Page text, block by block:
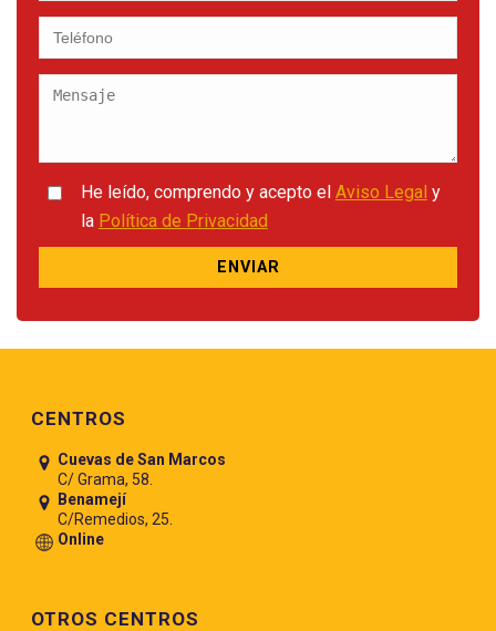
He leído, comprendo y acepto el Aviso Legal y
la Política de Privacidad
CENTROS
Cuevas de San Marcos
C/ Grama, 58.
Benamejí
C/Remedios, 25.
Online
OTROS CENTROS